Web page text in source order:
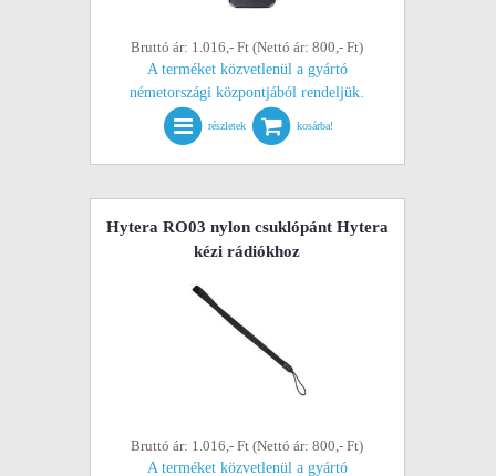
Bruttó ár: 1.016,- Ft (Nettó ár: 800,- Ft)
A terméket közvetlenül a gyártó
németországi központjából rendeljük.
részletek kosárba!
Hytera RO03 nylon csuklópánt Hytera
kézi rádiókhoz
Bruttó ár: 1.016,- Ft (Nettó ár: 800,- Ft)
A terméket közvetlenül a gyártó